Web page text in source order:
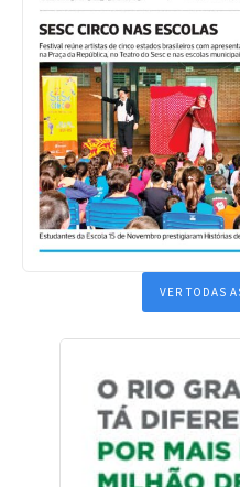
VER TODAS